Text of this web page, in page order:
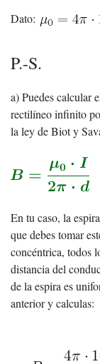
Dato:
P.-S.
a) Puedes calcular
rectilíneo infinito
la ley de Biot y
En tu caso, la
que debes tomar
concéntrica, todos
distancia del
de la espira es
anterior y calculas: